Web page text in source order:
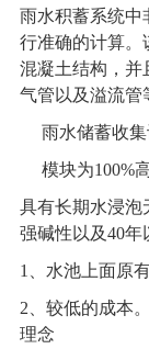
雨水积蓄系统中
行准确的计算。
混凝土结构，并
气管以及溢流管
雨水储蓄收集
模块为100%
具有长期水浸泡
强碱性以及40年
1
、水池上面原
2 、较低的成本
理念